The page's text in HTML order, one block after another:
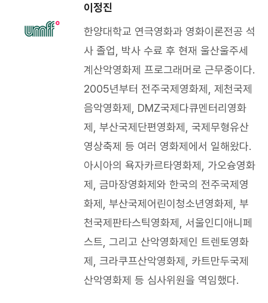
이정진
한양대학교 연극영화과 영화이론전공 석
사 졸업, 박사 수료 후 현재 울산울주세
계산악영화제 프로그래머로 근무중이다.
2005년부터 전주국제영화제, 제천국제
음악영화제, DMZ국제다큐멘터리영화
제, 부산국제단편영화제, 국제무형유산
영상축제 등 여러 영화제에서 일해왔다.
아시아의 욕자카르타영화제, 가오슝영화
제, 금마장영화제와 한국의 전주국제영
화제, 부산국제어린이청소년영화제, 부
천국제판타스틱영화제, 서울인디애니페
스트, 그리고 산악영화제인 트렌토영화
제, 크라쿠프산악영화제, 카트만두국제
산악영화제 등 심사위원을 역임했다.